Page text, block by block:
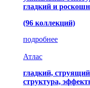
гладкий и
(96 коллекций)
подробнее
Атлас
гладкий,
структура,